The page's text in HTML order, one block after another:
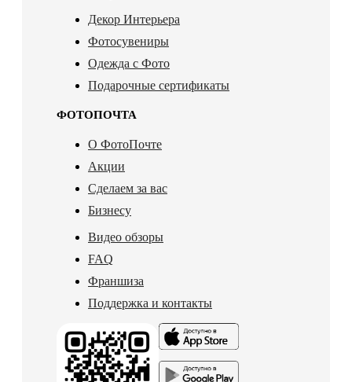
Декор Интерьера
Фотосувениры
Одежда с Фото
Подарочные сертификаты
ФОТОПОЧТА
О ФотоПочте
Акции
Сделаем за вас
Бизнесу
Видео обзоры
FAQ
Франшиза
Поддержка и контакты